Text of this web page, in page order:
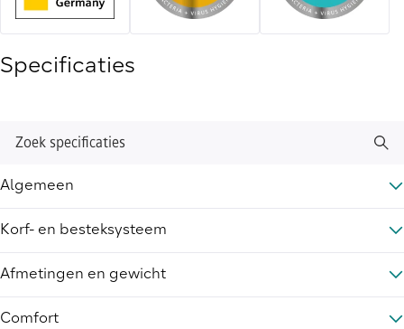
Specificaties
Zoek specificaties
Algemeen
Korf- en besteksysteem
Afmetingen en gewicht
Comfort